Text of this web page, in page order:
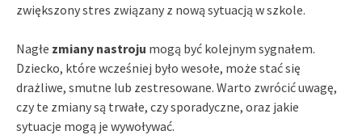
zwiększony stres związany z nową sytuacją w szkole.
Nagłe zmiany nastroju mogą być kolejnym sygnałem.
Dziecko, które wcześniej było wesołe, może stać się
drażliwe, smutne lub zestresowane. Warto zwrócić uwagę,
czy te zmiany są trwałe, czy sporadyczne, oraz jakie
sytuacje mogą je wywoływać.